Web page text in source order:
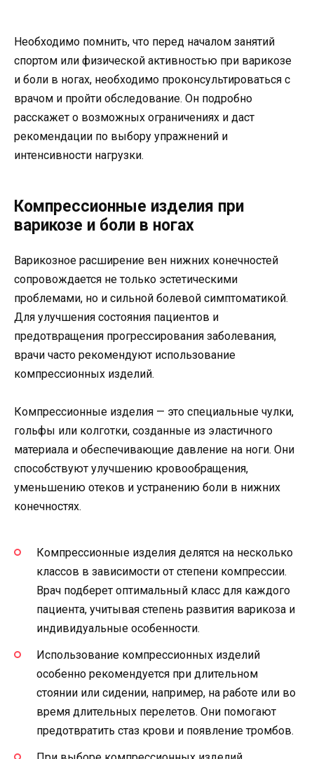
Необходимо помнить, что перед началом занятий
спортом или физической активностью при варикозе
и боли в ногах, необходимо проконсультироваться с
врачом и пройти обследование. Он подробно
расскажет о возможных ограничениях и даст
рекомендации по выбору упражнений и
интенсивности нагрузки.
Компрессионные изделия при
варикозе и боли в ногах
Варикозное расширение вен нижних конечностей
сопровождается не только эстетическими
проблемами, но и сильной болевой симптоматикой.
Для улучшения состояния пациентов и
предотвращения прогрессирования заболевания,
врачи часто рекомендуют использование
компрессионных изделий.
Компрессионные изделия — это специальные чулки,
гольфы или колготки, созданные из эластичного
материала и обеспечивающие давление на ноги. Они
способствуют улучшению кровообращения,
уменьшению отеков и устранению боли в нижних
конечностях.
Компрессионные изделия делятся на несколько
классов в зависимости от степени компрессии.
Врач подберет оптимальный класс для каждого
пациента, учитывая степень развития варикоза и
индивидуальные особенности.
Использование компрессионных изделий
особенно рекомендуется при длительном
стоянии или сидении, например, на работе или во
время длительных перелетов. Они помогают
предотвратить стаз крови и появление тромбов.